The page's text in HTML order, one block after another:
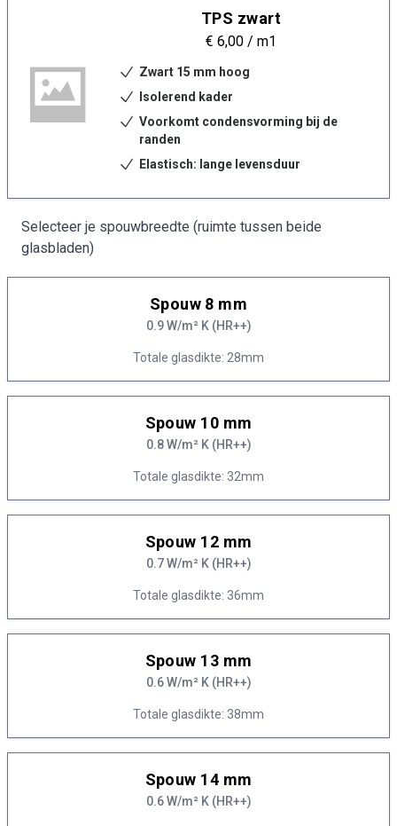
TPS zwart
€ 6,00 / m1
Zwart 15 mm hoog
Isolerend kader
Voorkomt condensvorming bij de
randen
Elastisch: lange levensduur
Selecteer je spouwbreedte (ruimte tussen beide
glasbladen)
Spouw 8 mm
0.9 W/m² K (HR++)
Totale glasdikte: 28mm
Spouw 10 mm
0.8 W/m² K (HR++)
Totale glasdikte: 32mm
Spouw 12 mm
0.7 W/m² K (HR++)
Totale glasdikte: 36mm
Spouw 13 mm
0.6 W/m² K (HR++)
Totale glasdikte: 38mm
Spouw 14 mm
0.6 W/m² K (HR++)